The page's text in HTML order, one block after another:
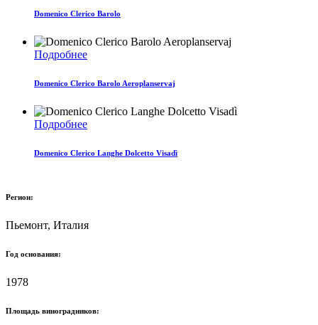
Domenico Clerico Barolo
Подробнее
Domenico Clerico Barolo Aeroplanservaj
Подробнее
Domenico Clerico Langhe Dolcetto Visadì
Регион:
Пьемонт, Италия
Год основания:
1978
Площадь виноградников: